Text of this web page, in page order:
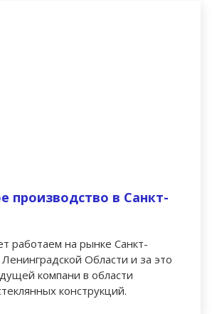
производство в Санкт-
работаем на рынке Санкт-
Области и за это
компани в области
конструкций.